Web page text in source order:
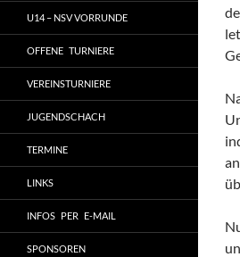
U14 – NSV VORRUNDE
OFFENE TURNIERE
VEREINSTURNIERE
JUGENDSCHACH
TERMINE
LINKS
INFOS PER E-MAIL
SPONSOREN